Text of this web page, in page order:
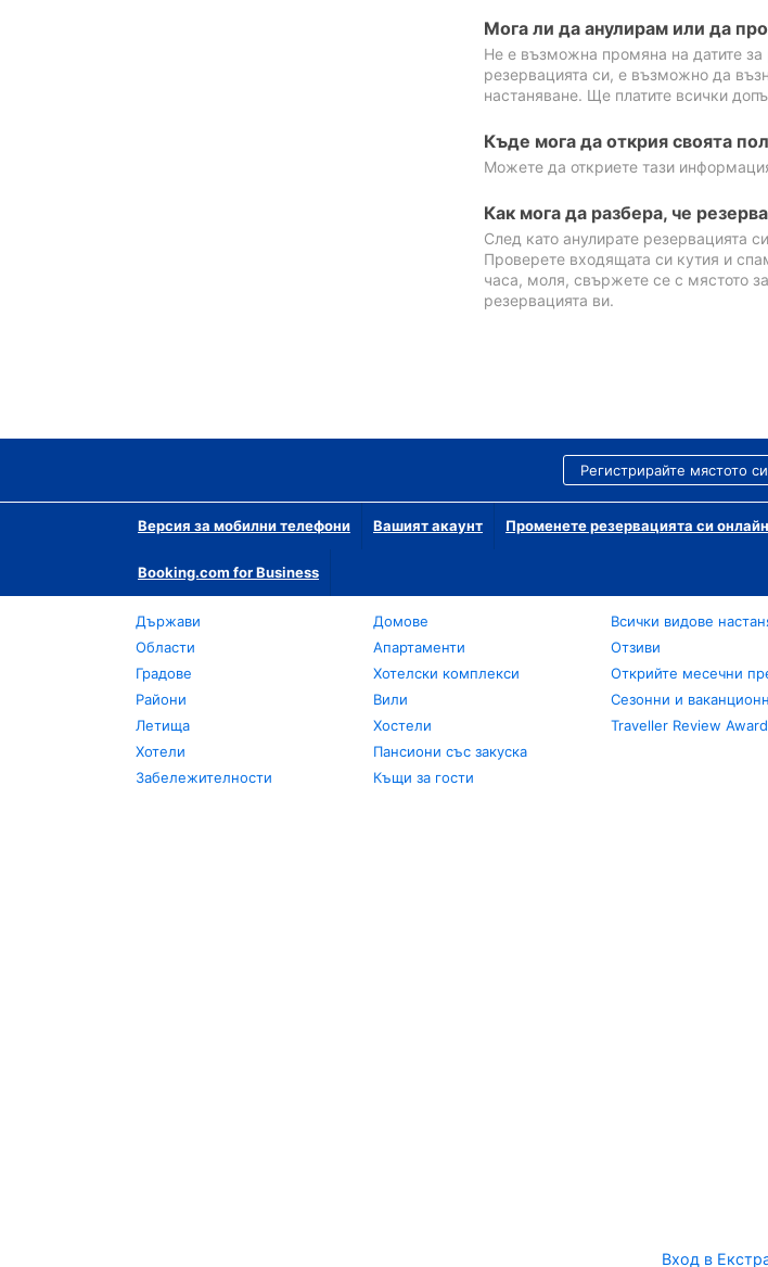
Мога ли да анулирам или да
Не е възможна промяна на датите
резервацията си, е възможно да
настаняване. Ще платите всички
Къде мога да открия своята
Можете да откриете тази
Как мога да разбера, че
След като анулирате резервацията
Проверете входящата си кутия и
часа, моля, свържете се с мястото
резервацията ви.
Регистрирайте мястото
Версия за мобилни телефони Вашият акаунт Променете резервацията си онлайн
Booking.com for Business
Държави
Области
Градове
Райони
Летища
Хотели
Забележителности
Домове
Апартаменти
Хотелски комплекси
Вили
Хостели
Пансиони със закуска
Къщи за гости
Всички видове
Отзиви
Открийте месечни
Сезонни и
Traveller Review
Вход в